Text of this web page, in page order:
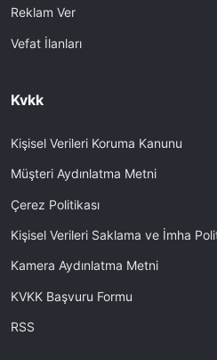
Reklam Ver
Vefat İlanları
Kvkk
Kişisel Verileri Koruma Kanunu
Müşteri Aydınlatma Metni
Çerez Politikası
Kişisel Verileri Saklama ve İmha
Kamera Aydınlatma Metni
KVKK Başvuru Formu
RSS